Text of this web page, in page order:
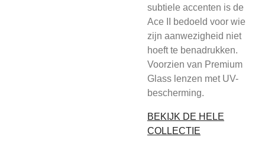
subtiele accenten is de
Ace II bedoeld voor wie
zijn aanwezigheid niet
hoeft te benadrukken.
Voorzien van Premium
Glass lenzen met UV-
bescherming.
BEKIJK DE HELE
COLLECTIE